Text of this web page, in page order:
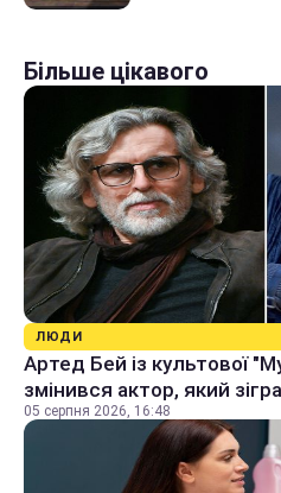
Більше цікавого
ЛЮДИ
Артед Бей із культової
змінився актор, який
05 серпня 2026, 16:48